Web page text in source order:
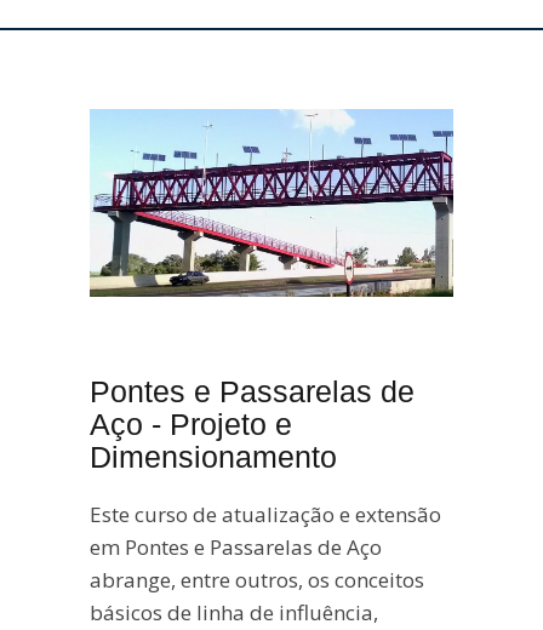
Pontes e Passarelas de
Aço - Projeto e
Dimensionamento
Este curso de atualização e extensão
em Pontes e Passarelas de Aço
abrange, entre outros, os conceitos
básicos de linha de influência,